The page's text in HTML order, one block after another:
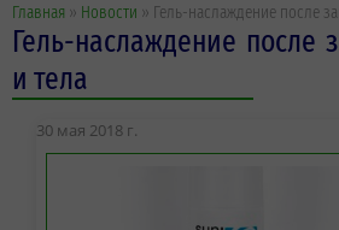
Главная » Новости » Гель-наслаждение после
Гель-наслаждение после
и тела
30 мая 2018 г.